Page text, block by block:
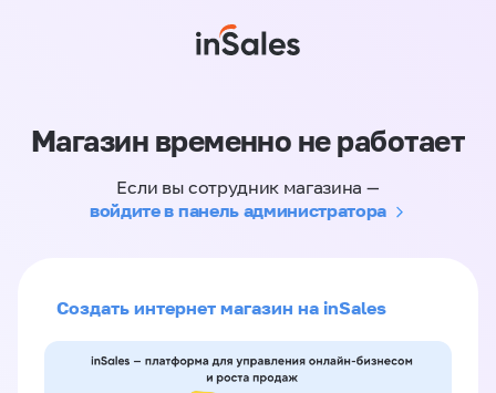
Магазин временно не работает
Если вы сотрудник магазина —
войдите в панель администратора
Создать интернет магазин на inSales